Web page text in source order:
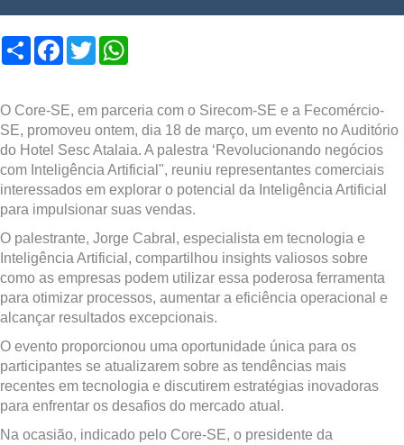
Compartilhar
Facebook
Twitter
O Core-SE, em parceria com o Sirecom-SE e a Fecomércio-
SE, promoveu ontem, dia 18 de março, um evento no Auditório
do Hotel Sesc Atalaia. A palestra ‘Revolucionando negócios
com Inteligência Artificial", reuniu representantes comerciais
interessados em explorar o potencial da Inteligência Artificial
para impulsionar suas vendas.
O palestrante, Jorge Cabral, especialista em tecnologia e
Inteligência Artificial, compartilhou insights valiosos sobre
como as empresas podem utilizar essa poderosa ferramenta
para otimizar processos, aumentar a eficiência operacional e
alcançar resultados excepcionais.
O evento proporcionou uma oportunidade única para os
participantes se atualizarem sobre as tendências mais
recentes em tecnologia e discutirem estratégias inovadoras
para enfrentar os desafios do mercado atual.
Na ocasião, indicado pelo Core-SE, o presidente da